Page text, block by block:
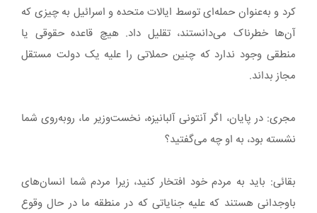
کرد و به‌عنوان حمله‌ای توسط ایالات متحده و اسرائیل به چیزی که
آن‌ها خطرناک می‌دانستند، تقلیل داد. هیچ قاعده حقوقی یا
منطقی وجود ندارد که چنین حملاتی را علیه یک دولت مستقل
مجاز بداند.
مجری: در پایان، اگر آنتونی آلبانیزه، نخست‌وزیر ما، روبه‌روی شما
نشسته بود، به او چه می‌گفتید؟
بقائی: باید به مردم خود افتخار کنید، زیرا مردم شما انسان‌های
باوجدانی هستند که علیه جنایاتی که در منطقه ما در حال وقوع